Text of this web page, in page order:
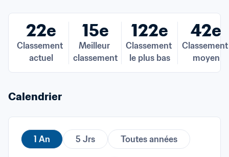
22e
Classement
actuel
15e
Meilleur
classement
122e
Classement
le plus bas
42e
Classement
moyen
Calendrier
1 An 5 Jrs Toutes années